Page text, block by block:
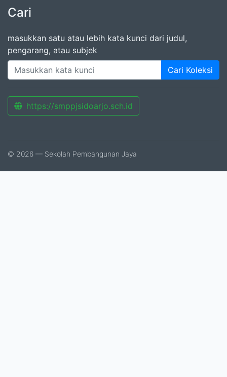
Cari
masukkan satu atau lebih kata kunci dari judul,
pengarang, atau subjek
Cari Koleksi
https://smppjsidoarjo.sch.id
© 2026 — Sekolah Pembangunan Jaya